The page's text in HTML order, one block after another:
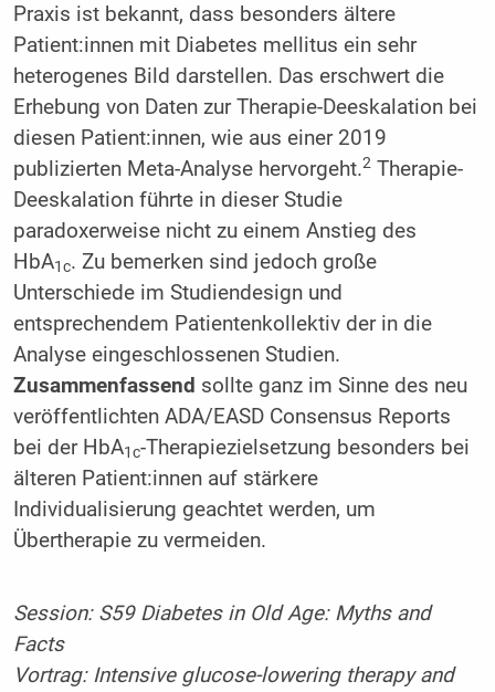
Praxis ist bekannt, dass besonders ältere
Patient:innen mit Diabetes mellitus ein sehr
heterogenes Bild darstellen. Das erschwert die
Erhebung von Daten zur Therapie-Deeskalation bei
diesen Patient:innen, wie aus einer 2019
publizierten Meta-Analyse hervorgeht.2Therapie-
Deeskalation führte in dieser Studie
paradoxerweise nicht zu einem Anstieg des
HbA1c. Zu bemerken sind jedoch große
Unterschiede im Studiendesign und
entsprechendem Patientenkollektiv der in die
Analyse eingeschlossenen Studien.
Zusammenfassend sollte ganz im Sinne des neu
veröffentlichten ADA/EASD Consensus Reports
bei der HbA1c-Therapiezielsetzung besonders bei
älteren Patient:innen auf stärkere
Individualisierung geachtet werden, um
Übertherapie zu vermeiden.
Session: S59 Diabetes in Old Age: Myths and
Facts
Vortrag: Intensive glucose-lowering therapy and